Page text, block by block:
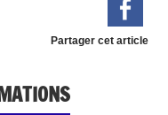
Partager cet article